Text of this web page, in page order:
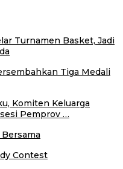
Turnamen Basket, Jadi
Tiga Medali
Komiten Keluarga
Pemprov …
Contest